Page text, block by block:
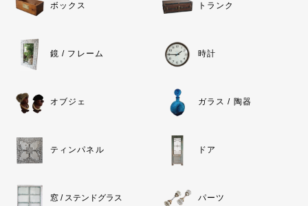
ボックス トランク
鏡 / フレーム 時計
オブジェ ガラス / 陶器
ティンパネル ドア
窓 / ステンドグラス パーツ